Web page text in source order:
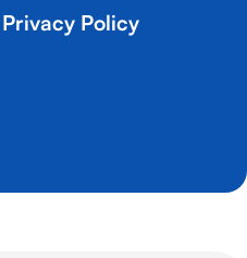
Privacy Policy